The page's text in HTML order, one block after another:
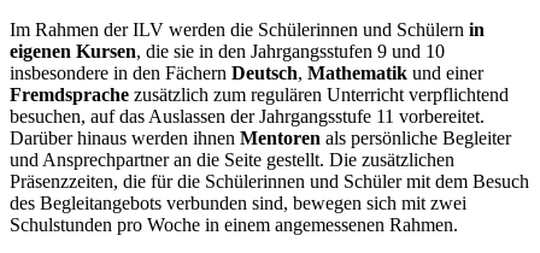
Im Rahmen der ILV werden die Schülerinnen und Schülern in
eigenen Kursen, die sie in den Jahrgangsstufen 9 und 10
insbesondere in den Fächern Deutsch, Mathematik und einer
Fremdsprache zusätzlich zum regulären Unterricht verpflichtend
besuchen, auf das Auslassen der Jahrgangsstufe 11 vorbereitet.
Darüber hinaus werden ihnen Mentoren als persönliche Begleiter
und Ansprechpartner an die Seite gestellt. Die zusätzlichen
Präsenzzeiten, die für die Schülerinnen und Schüler mit dem Besuch
des Begleitangebots verbunden sind, bewegen sich mit zwei
Schulstunden pro Woche in einem angemessenen Rahmen.